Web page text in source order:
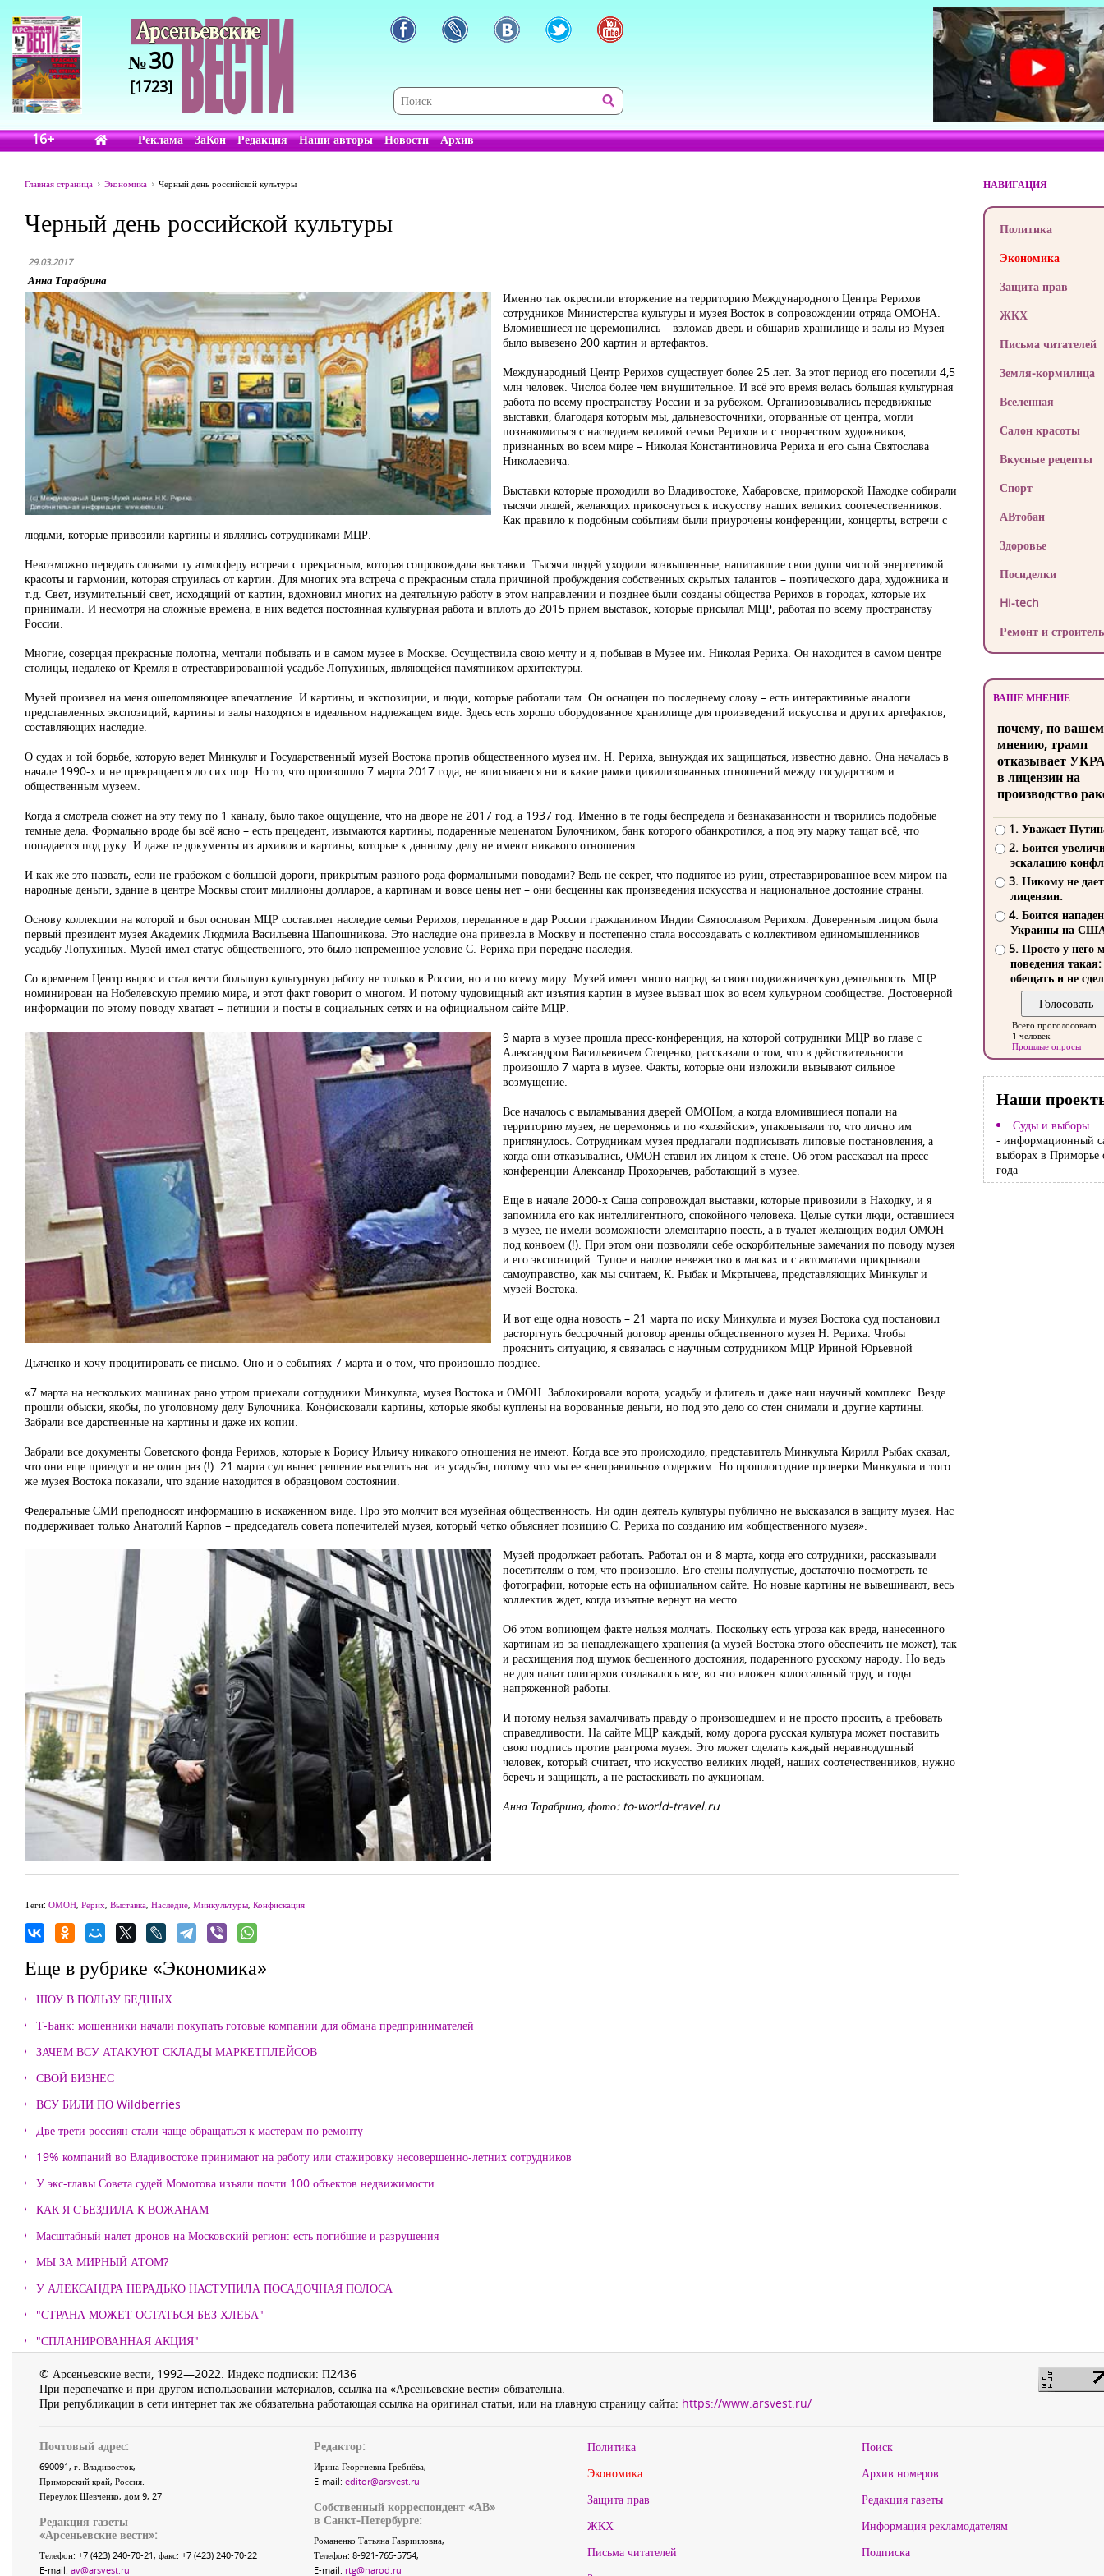
№30
[1723]
16+ Реклама ЗаКон Редакция Наши авторы Новости Архив
Главная страница Экономика Черный день российской культуры
Черный день российской культуры
29.03.2017
Анна Тарабрина
Именно так окрестили вторжение на территорию Международного Центра Рерихов
сотрудников Министерства культуры и музея Восток в сопровождении отряда ОМОНА.
Вломившиеся не церемонились – взломав дверь и обшарив хранилище и залы из Музея
было вывезено 200 картин и артефактов.
Международный Центр Рерихов существует более 25 лет. За этот период его посетили 4,5
млн человек. Числоа более чем внушительное. И всё это время велась большая культурная
работа по всему пространству России и за рубежом. Организовывались передвижные
выставки, благодаря которым мы, дальневосточники, оторванные от центра, могли
познакомиться с наследием великой семьи Рерихов и с творчеством художников,
признанных во всем мире – Николая Константиновича Рериха и его сына Святослава
Николаевича.
Выставки которые проходили во Владивостоке, Хабаровске, приморской Находке собирали
тысячи людей, желающих прикоснуться к искусству наших великих соотечественников.
Как правило к подобным событиям были приурочены конференции, концерты, встречи с
людьми, которые привозили картины и являлись сотрудниками МЦР.
Невозможно передать словами ту атмосферу встречи с прекрасным, которая сопровождала выставки. Тысячи людей уходили возвышенные, напитавшие свои души чистой энергетикой
красоты и гармонии, которая струилась от картин. Для многих эта встреча с прекрасным стала причиной пробуждения собственных скрытых талантов – поэтического дара, художника и
т.д. Свет, изумительный свет, исходящий от картин, вдохновил многих на деятельную работу в этом направлении и позднее были созданы общества Рерихов в городах, которые их
принимали. И несмотря на сложные времена, в них ведется постоянная культурная работа и вплоть до 2015 прием выставок, которые присылал МЦР, работая по всему пространству
России.
Многие, созерцая прекрасные полотна, мечтали побывать и в самом музее в Москве. Осуществила свою мечту и я, побывав в Музее им. Николая Рериха. Он находится в самом центре
столицы, недалеко от Кремля в отреставрированной усадьбе Лопухиных, являющейся памятником архитектуры.
Музей произвел на меня ошеломляющее впечатление. И картины, и экспозиции, и люди, которые работали там. Он оснащен по последнему слову – есть интерактивные аналоги
представленных экспозиций, картины и залы находятся в идеальном надлежащем виде. Здесь есть хорошо оборудованное хранилище для произведений искусства и других артефактов,
составляющих наследие.
О судах и той борьбе, которую ведет Минкульт и Государственный музей Востока против общественного музея им. Н. Рериха, вынуждая их защищаться, известно давно. Она началась в
начале 1990-х и не прекращается до сих пор. Но то, что произошло 7 марта 2017 года, не вписывается ни в какие рамки цивилизованных отношений между государством и
общественным музеем.
Когда я смотрела сюжет на эту тему по 1 каналу, было такое ощущение, что на дворе не 2017 год, а 1937 год. Именно в те годы беспредела и безнаказанности и творились подобные
темные дела. Формально вроде бы всё ясно – есть прецедент, изымаются картины, подаренные меценатом Булочником, банк которого обанкротился, а под эту марку тащат всё, что
попадается под руку. И даже те документы из архивов и картины, которые к данному делу не имеют никакого отношения.
И как же это назвать, если не грабежом с большой дороги, прикрытым разного рода формальными поводами? Ведь не секрет, что поднятое из руин, отреставрированное всем миром на
народные деньги, здание в центре Москвы стоит миллионы долларов, а картинам и вовсе цены нет – они бесценны как произведения искусства и национальное достояние страны.
Основу коллекции на которой и был основан МЦР составляет наследие семьи Рерихов, переданное в дар России гражданином Индии Святославом Рерихом. Доверенным лицом была
первый президент музея Академик Людмила Васильевна Шапошникова. Это наследие она привезла в Москву и постепенно стала воссоздавать с коллективом единомышленников
усадьбу Лопухиных. Музей имел статус общественного, это было непременное условие С. Рериха при передаче наследия.
Со временем Центр вырос и стал вести большую культурную работу не только в России, но и по всему миру. Музей имеет много наград за свою подвижническую деятельность. МЦР
номинирован на Нобелевскую премию мира, и этот факт говорит о многом. И потому чудовищный акт изъятия картин в музее вызвал шок во всем кульурном сообществе. Достоверной
информации по этому поводу хватает – петиции и посты в социальных сетях и на официальном сайте МЦР.
9 марта в музее прошла пресс-конференция, на которой сотрудники МЦР во главе с
Александром Васильевичем Стеценко, рассказали о том, что в действительности
произошло 7 марта в музее. Факты, которые они изложили вызывают сильное
возмущение.
Все началось с выламывания дверей ОМОНом, а когда вломившиеся попали на
территорию музея, не церемонясь и по «хозяйски», упаковывали то, что лично им
приглянулось. Сотрудникам музея предлагали подписывать липовые постановления, а
когда они отказывались, ОМОН ставил их лицом к стене. Об этом рассказал на пресс-
конференции Александр Прохорычев, работающий в музее.
Еще в начале 2000-х Саша сопровождал выставки, которые привозили в Находку, и я
запомнила его как интеллигентного, спокойного человека. Целые сутки люди, оставшиеся
в музее, не имели возможности элементарно поесть, а в туалет желающих водил ОМОН
под конвоем (!). При этом они позволяли себе оскорбительные замечания по поводу музея
и его экспозиций. Тупое и наглое невежество в масках и с автоматами прикрывали
самоуправство, как мы считаем, К. Рыбак и Мкртычева, представляющих Минкульт и
музей Востока.
И вот еще одна новость – 21 марта по иску Минкульта и музея Востока суд постановил
расторгнуть бессрочный договор аренды общественного музея Н. Рериха. Чтобы
прояснить ситуацию, я связалась с научным сотрудником МЦР Ириной Юрьевной
Дьяченко и хочу процитировать ее письмо. Оно и о событиях 7 марта и о том, что произошло позднее.
«7 марта на нескольких машинах рано утром приехали сотрудники Минкульта, музея Востока и ОМОН. Заблокировали ворота, усадьбу и флигель и даже наш научный комплекс. Везде
прошли обыски, якобы, по уголовному делу Булочника. Конфисковали картины, которые якобы куплены на ворованные деньги, но под это дело со стен снимали и другие картины.
Забрали все дарственные на картины и даже их копии.
Забрали все документы Советского фонда Рерихов, которые к Борису Ильичу никакого отношения не имеют. Когда все это происходило, представитель Минкульта Кирилл Рыбак сказал,
что они еще приедут и не один раз (!). 21 марта суд вынес решение выселить нас из усадьбы, потому что мы ее «неправильно» содержим. Но прошлогодние проверки Минкульта и того
же музея Востока показали, что здание находится в образцовом состоянии.
Федеральные СМИ преподносят информацию в искаженном виде. Про это молчит вся музейная общественность. Ни один деятель культуры публично не высказался в защиту музея. Нас
поддерживает только Анатолий Карпов – председатель совета попечителей музея, который четко объясняет позицию С. Рериха по созданию им «общественного музея».
Музей продолжает работать. Работал он и 8 марта, когда его сотрудники, рассказывали
посетителям о том, что произошло. Его стены полупустые, достаточно посмотреть те
фотографии, которые есть на официальном сайте. Но новые картины не вывешивают, весь
коллектив ждет, когда изъятые вернут на место.
Об этом вопиющем факте нельзя молчать. Поскольку есть угроза как вреда, нанесенного
картинам из-за ненадлежащего хранения (а музей Востока этого обеспечить не может), так
и расхищения под шумок бесценного достояния, подаренного русскому народу. Но ведь
не для палат олигархов создавалось все, во что вложен колоссальный труд, и годы
напряженной работы.
И потому нельзя замалчивать правду о произошедшем и не просто просить, а требовать
справедливости. На сайте МЦР каждый, кому дорога русская культура может поставить
свою подпись против разгрома музея. Это может сделать каждый неравнодушный
человек, который считает, что искусство великих людей, наших соотечественников, нужно
беречь и защищать, а не растаскивать по аукционам.
Анна Тарабрина, фото: to-world-travel.ru
Теги: ОМОН, Рерих, Выставка, Наследие, Минкультуры, Конфискация
Еще в рубрике «Экономика»
ШОУ В ПОЛЬЗУ БЕДНЫХ
Т-Банк: мошенники начали покупать готовые компании для обмана предпринимателей
ЗАЧЕМ ВСУ АТАКУЮТ СКЛАДЫ МАРКЕТПЛЕЙСОВ
СВОЙ БИЗНЕС
ВСУ БИЛИ ПО Wildberries
Две трети россиян стали чаще обращаться к мастерам по ремонту
19% компаний во Владивостоке принимают на работу или стажировку несовершенно-летних сотрудников
У экс-главы Совета судей Момотова изъяли почти 100 объектов недвижимости
КАК Я СЪЕЗДИЛА К ВОЖАНАМ
Масштабный налет дронов на Московский регион: есть погибшие и разрушения
МЫ ЗА МИРНЫЙ АТОМ?
У АЛЕКСАНДРА НЕРАДЬКО НАСТУПИЛА ПОСАДОЧНАЯ ПОЛОСА
"СТРАНА МОЖЕТ ОСТАТЬСЯ БЕЗ ХЛЕБА"
"СПЛАНИРОВАННАЯ АКЦИЯ"
НАВИГАЦИЯ
Политика
Экономика
Защита прав
ЖКХ
Письма читателей
Земля-кормилица
Вселенная
Салон красоты
Вкусные рецепты
Спорт
АВтобан
Здоровье
Посиделки
Hi-tech
Ремонт и
ВАШЕ МНЕНИЕ
почему, по
мнению, трамп
отказывает
в лицензии на
производство
1. Уважает
2. Боится
эскалацию
3. Никому не
лицензии.
4. Боится
Украины на
5. Просто у него
поведения такая:
обещать и не
Всего проголосовало
1 человек
Прошлые опросы
Наши
Суды и выборы
- информационный
выборах в Приморье
года
© Арсеньевские вести, 1992—2022. Индекс подписки: П2436
При перепечатке и при другом использовании материалов, ссылка на «Арсеньевские вести» обязательна.
При републикации в сети интернет так же обязательна работающая ссылка на оригинал статьи, или на главную страницу сайта: https://www.arsvest.ru/
Почтовый адрес:
690091, г. Владивосток,
Приморский край, Россия
Переулок Шевченко, дом 9, 27
Редакция газеты
«Арсеньевские вести»:
Телефон: +7 (423) 240-70-21, факс: +7 (423) 240-70-22
E-mail: av@arsvest.ru
Редактор:
Ирина Георгиевна Гребнёва,
E-mail: editor@arsvest.ru
Собственный корреспондент «АВ»
в Санкт-Петербурге:
Романенко Татьяна Гаврииловна,
Телефон: 8-921-765-5754,
E-mail: rtg@narod.ru
Политика
Экономика
Защита прав
ЖКХ
Письма читателей
Поиск
Архив номеров
Редакция газеты
Информация рекламодателям
Подписка